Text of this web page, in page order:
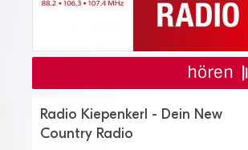
hören
Radio Kiepenkerl - Dein New
Country Radio